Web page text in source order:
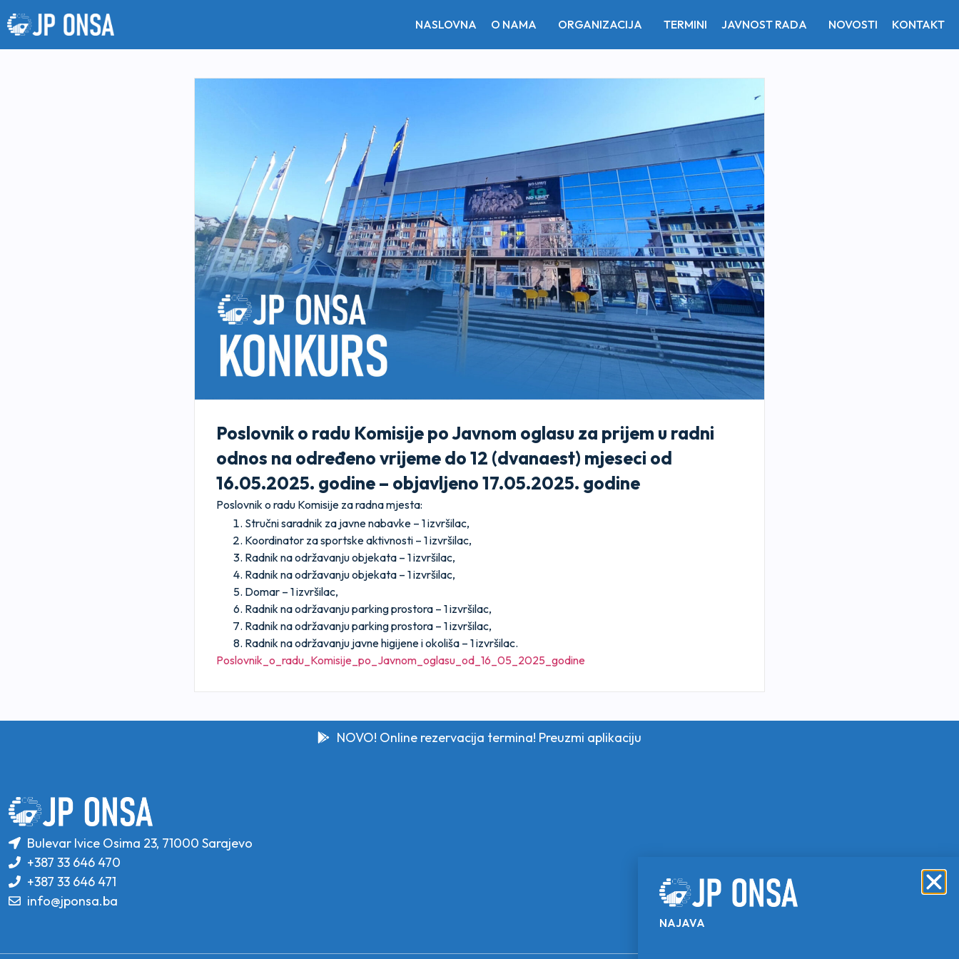
NASLOVNA O NAMA ORGANIZACIJA TERMINI JAVNOST RADA NOVOSTI KONTAKT
Poslovnik o radu Komisije po Javnom oglasu za prijem u radni
odnos na određeno vrijeme do 12 (dvanaest) mjeseci od
16.05.2025. godine – objavljeno 17.05.2025. godine
Poslovnik o radu Komisije za radna mjesta:
Stručni saradnik za javne nabavke – 1 izvršilac,
Koordinator za sportske aktivnosti – 1 izvršilac,
Radnik na održavanju objekata – 1 izvršilac,
Radnik na održavanju objekata – 1 izvršilac,
Domar – 1 izvršilac,
Radnik na održavanju parking prostora – 1 izvršilac,
Radnik na održavanju parking prostora – 1 izvršilac,
Radnik na održavanju javne higijene i okoliša – 1 izvršilac.
Poslovnik_o_radu_Komisije_po_Javnom_oglasu_od_16_05_2025_godine
NOVO! Online rezervacija termina! Preuzmi aplikaciju
Bulevar Ivice Osima 23, 71000 Sarajevo
+387 33 646 470
+387 33 646 471
info@jponsa.ba
NAJAVA